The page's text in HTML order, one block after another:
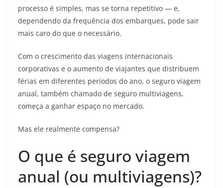
processo é simples, mas se torna repetitivo — e,
dependendo da frequência dos embarques, pode sair
mais caro do que o necessário.
Com o crescimento das viagens internacionais
corporativas e o aumento de viajantes que distribuem
férias em diferentes períodos do ano, o seguro viagem
anual, também chamado de seguro multiviagens,
começa a ganhar espaço no mercado.
Mas ele realmente compensa?
O que é seguro viagem
anual (ou multiviagens)?